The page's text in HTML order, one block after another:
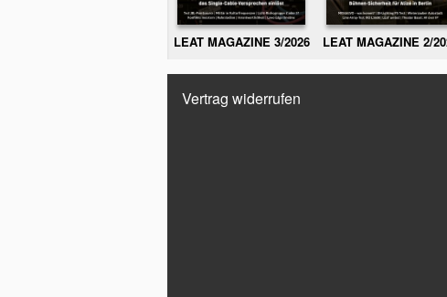
LEAT MAGAZINE 3/2026 LEAT MAGAZINE 2/
Vertrag widerrufen